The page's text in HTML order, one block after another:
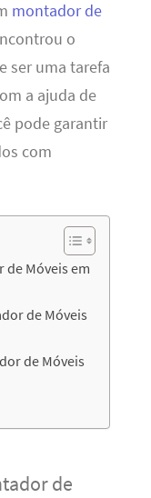
montador de
o
ser uma tarefa
a ajuda de
pode garantir
com
Móveis em
de Móveis
de Móveis
de